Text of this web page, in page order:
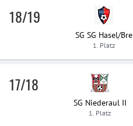
18/19
SG SG Hasel/Bre
1. Platz
17/18
SG Niederaul II
1. Platz